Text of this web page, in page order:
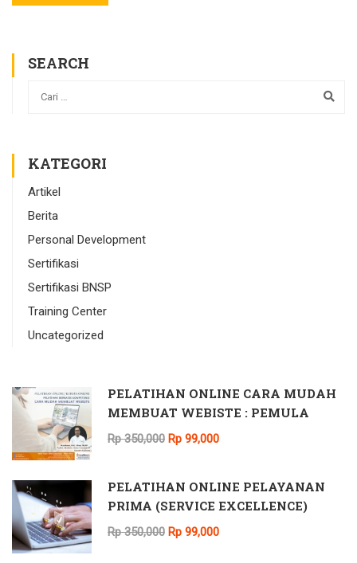
SEARCH
KATEGORI
Artikel
Berita
Personal Development
Sertifikasi
Sertifikasi BNSP
Training Center
Uncategorized
PELATIHAN ONLINE CARA MUDAH
MEMBUAT WEBISTE : PEMULA
Rp 350,000 Rp 99,000
PELATIHAN ONLINE PELAYANAN
PRIMA (SERVICE EXCELLENCE)
Rp 350,000 Rp 99,000